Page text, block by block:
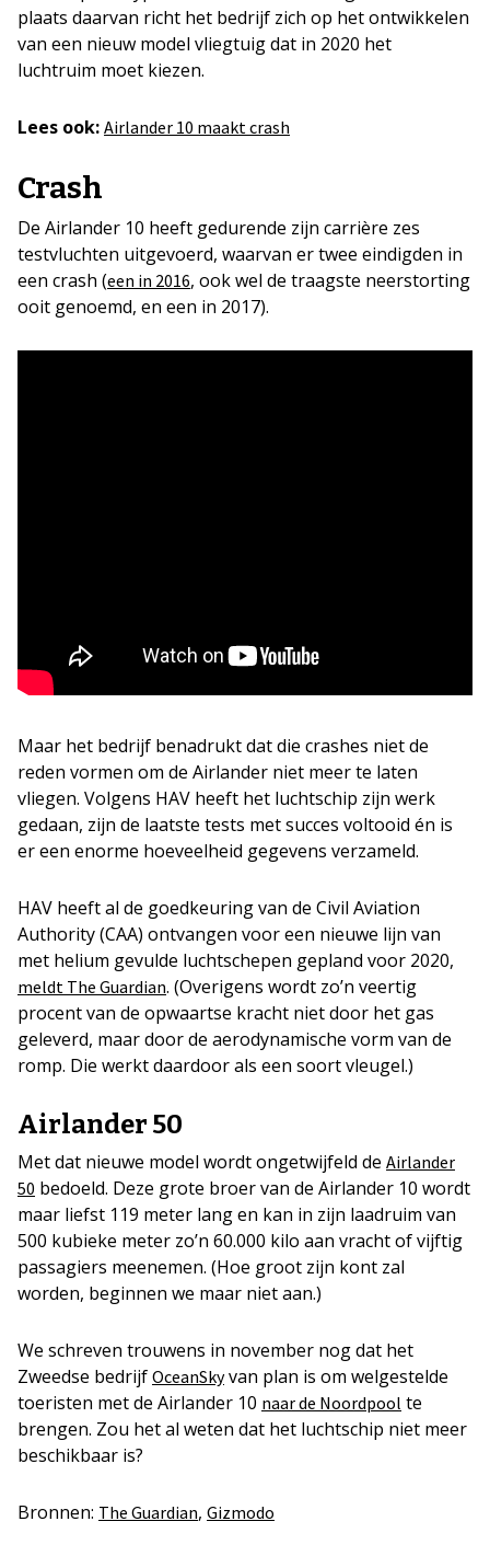
plaats daarvan richt het bedrijf zich op het ontwikkelen
van een nieuw model vliegtuig dat in 2020 het
luchtruim moet kiezen.
Lees ook: Airlander 10 maakt crash
Crash
De Airlander 10 heeft gedurende zijn carrière zes
testvluchten uitgevoerd, waarvan er twee eindigden in
een crash (een in 2016, ook wel de traagste neerstorting
ooit genoemd, en een in 2017).
Maar het bedrijf benadrukt dat die crashes niet de
reden vormen om de Airlander niet meer te laten
vliegen. Volgens HAV heeft het luchtschip zijn werk
gedaan, zijn de laatste tests met succes voltooid én is
er een enorme hoeveelheid gegevens verzameld.
HAV heeft al de goedkeuring van de Civil Aviation
Authority (CAA) ontvangen voor een nieuwe lijn van
met helium gevulde luchtschepen gepland voor 2020,
meldt The Guardian. (Overigens wordt zo’n veertig
procent van de opwaartse kracht niet door het gas
geleverd, maar door de aerodynamische vorm van de
romp. Die werkt daardoor als een soort vleugel.)
Airlander 50
Met dat nieuwe model wordt ongetwijfeld de Airlander
50 bedoeld. Deze grote broer van de Airlander 10 wordt
maar liefst 119 meter lang en kan in zijn laadruim van
500 kubieke meter zo’n 60.000 kilo aan vracht of vijftig
passagiers meenemen. (Hoe groot zijn kont zal
worden, beginnen we maar niet aan.)
We schreven trouwens in november nog dat het
Zweedse bedrijf OceanSkyvan plan is om welgestelde
toeristen met de Airlander 10 naar de Noordpool te
brengen. Zou het al weten dat het luchtschip niet meer
beschikbaar is?
Bronnen: The Guardian, Gizmodo